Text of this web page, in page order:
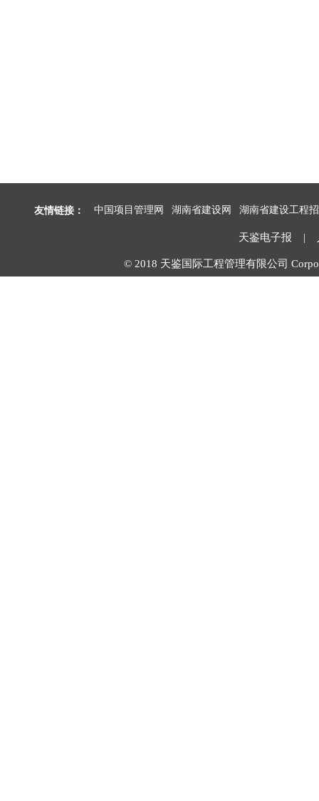
天鉴电子报 |
© 2018 天鉴国际工程管理有限公司
友情链接： 中国项目管理网 湖南省建设网 湖南省建设工程